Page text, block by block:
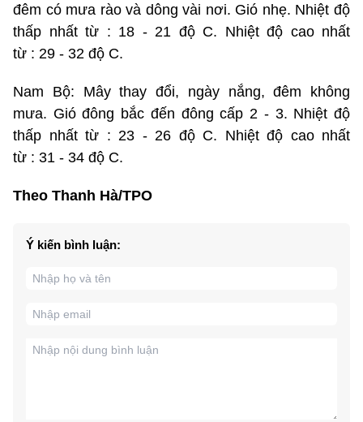
đêm có mưa rào và dông vài nơi. Gió nhẹ. Nhiệt độ
thấp nhất từ : 18 - 21 độ C. Nhiệt độ cao nhất
từ : 29 - 32 độ C.
Nam Bộ: Mây thay đổi, ngày nắng, đêm không
mưa. Gió đông bắc đến đông cấp 2 - 3. Nhiệt độ
thấp nhất từ : 23 - 26 độ C. Nhiệt độ cao nhất
từ : 31 - 34 độ C.
Theo Thanh Hà/TPO
Ý kiến bình luận: